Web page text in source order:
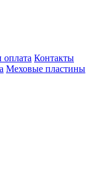
оплата Контакты
Меховые пластины